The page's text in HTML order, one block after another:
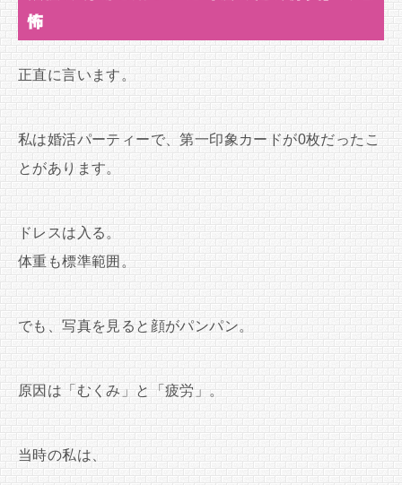
怖
正直に言います。
私は婚活パーティーで、第一印象カードが0枚だったこ
とがあります。
ドレスは入る。
体重も標準範囲。
でも、写真を見ると顔がパンパン。
原因は「むくみ」と「疲労」。
当時の私は、